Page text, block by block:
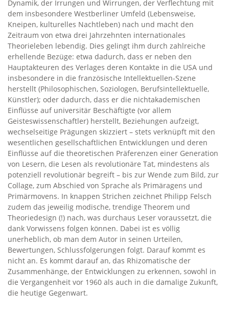
Dynamik, der Irrungen und Wirrungen, der Verflechtung mit
dem insbesondere Westberliner Umfeld (Lebensweise,
Kneipen, kulturelles Nachtleben) nach und macht den
Zeitraum von etwa drei Jahrzehnten internationales
Theorieleben lebendig. Dies gelingt ihm durch zahlreiche
erhellende Bezüge: etwa dadurch, dass er neben den
Hauptakteuren des Verlages deren Kontakte in die USA und
insbesondere in die französische Intellektuellen-Szene
herstellt (Philosophischen, Soziologen, Berufsintellektuelle,
Künstler); oder dadurch, dass er die nichtakademischen
Einflüsse auf universitär Beschäftigte (vor allem
Geisteswissenschaftler) herstellt, Beziehungen aufzeigt,
wechselseitige Prägungen skizziert – stets verknüpft mit den
wesentlichen gesellschaftlichen Entwicklungen und deren
Einflüsse auf die theoretischen Präferenzen einer Generation
von Lesern, die Lesen als revolutionäre Tat, mindestens als
potenziell revolutionär begreift – bis zur Wende zum Bild, zur
Collage, zum Abschied von Sprache als Primäragens und
Primärmovens. In knappen Strichen zeichnet Philipp Felsch
zudem das jeweilig modische, trendige Theorem und
Theoriedesign (!) nach, was durchaus Leser voraussetzt, die
dank Vorwissens folgen können. Dabei ist es völlig
unerheblich, ob man dem Autor in seinen Urteilen,
Bewertungen, Schlussfolgerungen folgt. Darauf kommt es
nicht an. Es kommt darauf an, das Rhizomatische der
Zusammenhänge, der Entwicklungen zu erkennen, sowohl in
die Vergangenheit vor 1960 als auch in die damalige Zukunft,
die heutige Gegenwart.